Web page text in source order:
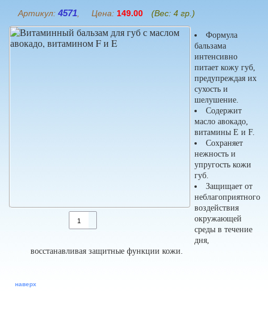
Артикул: 4571 , Цена: 149.00 (Вес: 4 гр.)
Формула
бальзама
интенсивно
питает кожу губ,
предупреждая их
сухость и
шелушение.
Содержит
масло авокадо,
витамины E и F.
Сохраняет
нежность и
упругость кожи
губ.
Защищает от
неблагоприятного
воздействия
окружающей
среды в течение
дня,
восстанавливая защитные функции кожи.
наверх